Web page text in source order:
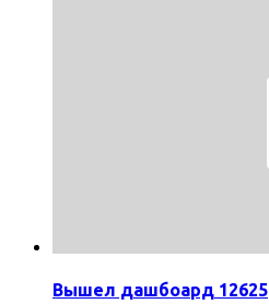
Вышел дашбоард 12625